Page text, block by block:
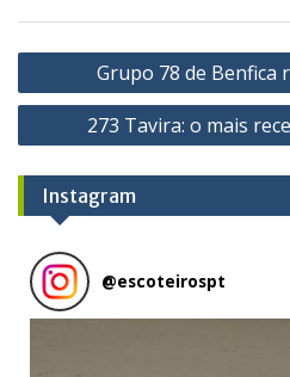
Navegação
de
artigos
Grupo 78 de Benfica
273 Tavira: o mais
Instagram
@escoteirospt